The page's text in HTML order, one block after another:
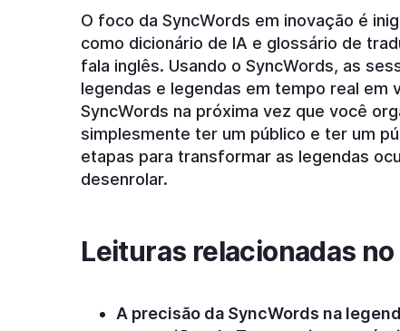
O foco da SyncWords em inovação é
como dicionário de IA e glossário de
fala inglês. Usando o SyncWords, as
legendas e legendas em tempo real em
SyncWords na próxima vez que você
simplesmente ter um público e ter um
etapas para transformar as legendas
desenrolar.
Leituras relacionadas
A precisão da SyncWords na